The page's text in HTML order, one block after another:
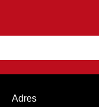
Adres